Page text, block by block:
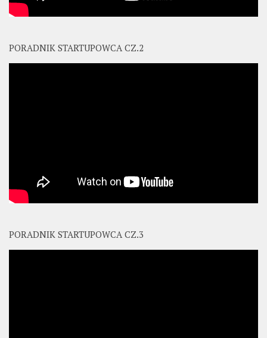
PORADNIK STARTUPOWCA CZ.2
PORADNIK STARTUPOWCA CZ.3